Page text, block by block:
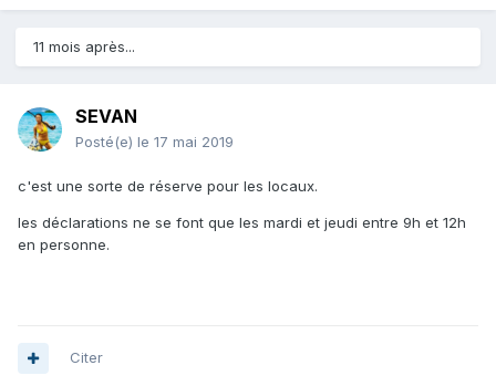
11 mois après...
SEVAN
Posté(e) le 17 mai 2019
c'est une sorte de réserve pour les locaux.
les déclarations ne se font que les mardi et jeudi entre 9h et 12h
en personne.
Citer